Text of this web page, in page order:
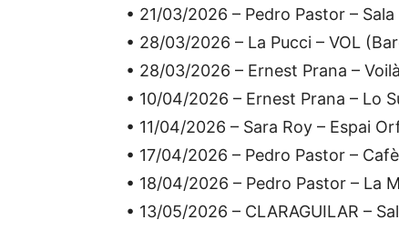
• 21/03/2026 – Pedro Pastor –
• 28/03/2026 – La Pucci – VOL
• 28/03/2026 – Ernest Prana –
• 10/04/2026 – Ernest Prana – Lo
• 11/04/2026 – Sara Roy – Espai
• 17/04/2026 – Pedro Pastor –
• 18/04/2026 – Pedro Pastor – La
• 13/05/2026 – CLARAGUILAR –